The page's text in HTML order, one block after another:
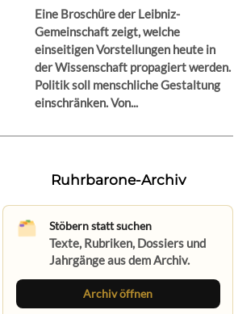
Eine Broschüre der Leibniz-
Gemeinschaft zeigt, welche
einseitigen Vorstellungen heute in
der Wissenschaft propagiert werden.
Politik soll menschliche Gestaltung
einschränken. Von...
Ruhrbarone-Archiv
Stöbern statt suchen
Texte, Rubriken, Dossiers und
Jahrgänge aus dem Archiv.
Archiv öffnen